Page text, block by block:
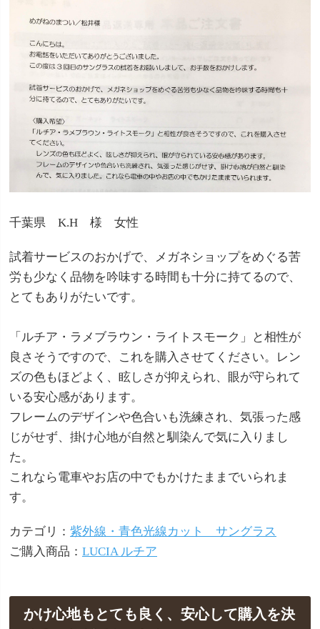
千葉県 K.H 様 女性
試着サービスのおかげで、メガネショップをめぐる苦
労も少なく品物を吟味する時間も十分に持てるので、
とてもありがたいです。
「ルチア・ラメブラウン・ライトスモーク」と相性が
良さそうですので、これを購入させてください。レン
ズの色もほどよく、眩しさが抑えられ、眼が守られて
いる安心感があります。
フレームのデザインや色合いも洗練され、気張った感
じがせず、掛け心地が自然と馴染んで気に入りまし
た。
これなら電車やお店の中でもかけたままでいられま
す。
カテゴリ： 紫外線・青色光線カット サングラス
ご購入商品： LUCIA ルチア
かけ心地もとても良く、安心して購入を決